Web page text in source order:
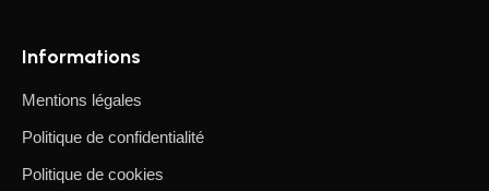
Informations
Mentions légales
Politique de confidentialité
Politique de cookies